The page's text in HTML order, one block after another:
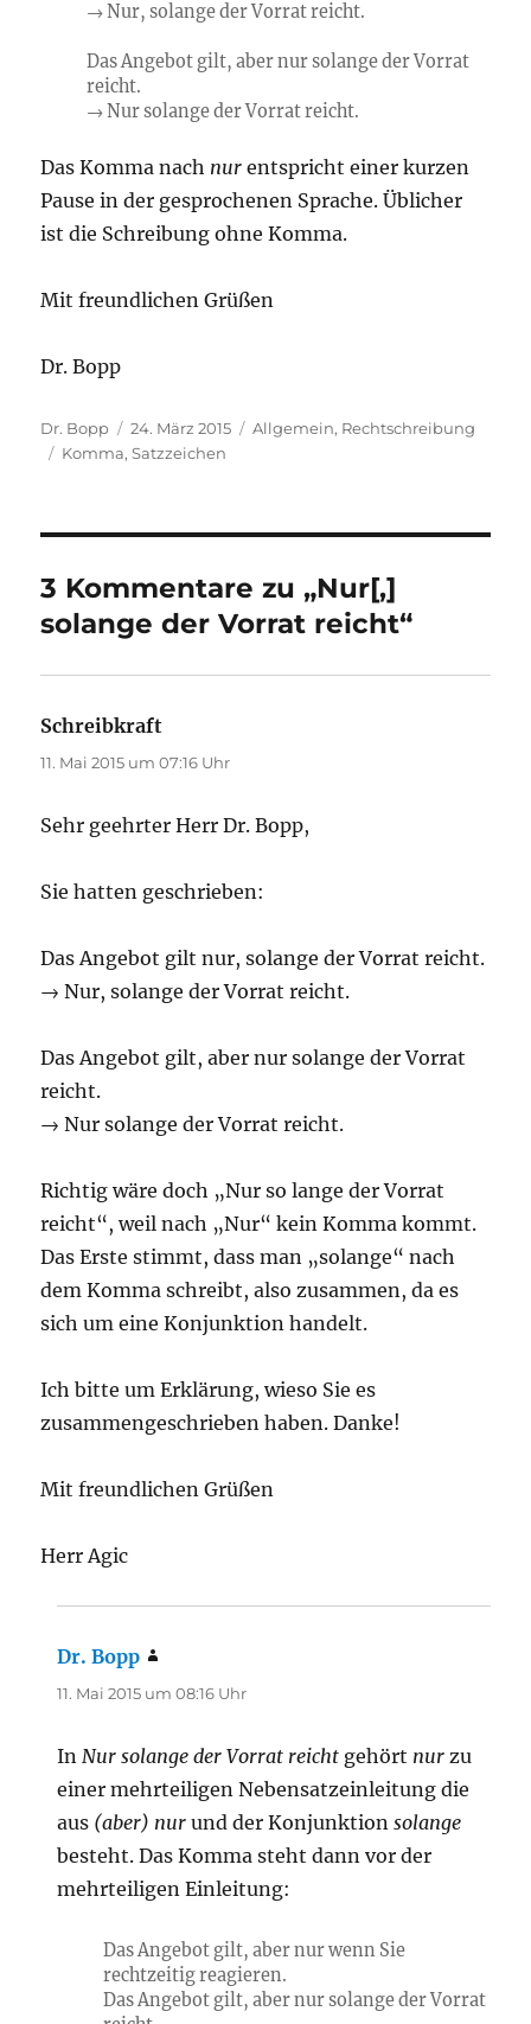
→ Nur, solange der Vorrat reicht.
Das Angebot gilt, aber nur solange der Vorrat
reicht.
→ Nur solange der Vorrat reicht.
Das Komma nach nur entspricht einer kurzen
Pause in der gesprochenen Sprache. Üblicher
ist die Schreibung ohne Komma.
Mit freundlichen Grüßen
Dr. Bopp
Autor
Dr. Bopp
Veröffentlicht
am
24. März 2015 Kategorien
Allgemein, Rechtschreibung
Schlagwörter
Komma,Satzzeichen
3 Kommentare zu „Nur[,]
solange der Vorrat reicht“
Schreibkraft
11. Mai 2015 um 07:16 Uhr
Sehr geehrter Herr Dr. Bopp,
Sie hatten geschrieben:
Das Angebot gilt nur, solange der Vorrat reicht.
→ Nur, solange der Vorrat reicht.
Das Angebot gilt, aber nur solange der Vorrat
reicht.
→ Nur solange der Vorrat reicht.
Richtig wäre doch „Nur so lange der Vorrat
reicht“, weil nach „Nur“ kein Komma kommt.
Das Erste stimmt, dass man „solange“ nach
dem Komma schreibt, also zusammen, da es
sich um eine Konjunktion handelt.
Ich bitte um Erklärung, wieso Sie es
zusammengeschrieben haben. Danke!
Mit freundlichen Grüßen
Herr Agic
Dr. Bopp
11. Mai 2015 um 08:16 Uhr
In Nur solange der Vorrat reicht gehört nur zu
einer mehrteiligen Nebensatzeinleitung die
aus (aber) nurund der Konjunktionsolange
besteht. Das Komma steht dann vor der
mehrteiligen Einleitung:
Das Angebot gilt, aber nur wenn Sie
rechtzeitig reagieren.
Das Angebot gilt, aber nur solange der Vorrat